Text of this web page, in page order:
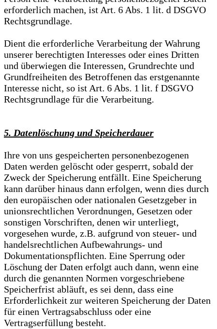
erforderlich machen, ist Art. 6 Abs. 1 lit. d DSGVO
Rechtsgrundlage.
Dient die erforderliche Verarbeitung der Wahrung
unserer berechtigten Interesses oder eines Dritten
und überwiegen die Interessen, Grundrechte und
Grundfreiheiten des Betroffenen das erstgenannte
Interesse nicht, so ist Art. 6 Abs. 1 lit. f DSGVO
Rechtsgrundlage für die Verarbeitung.
5. Datenlöschung und Speicherdauer
Ihre von uns gespeicherten personenbezogenen
Daten werden gelöscht oder gesperrt, sobald der
Zweck der Speicherung entfällt. Eine Speicherung
kann darüber hinaus dann erfolgen, wenn dies durch
den europäischen oder nationalen Gesetzgeber in
unionsrechtlichen Verordnungen, Gesetzen oder
sonstigen Vorschriften, denen wir unterliegt,
vorgesehen wurde, z.B. aufgrund von steuer- und
handelsrechtlichen Aufbewahrungs- und
Dokumentationspflichten. Eine Sperrung oder
Löschung der Daten erfolgt auch dann, wenn eine
durch die genannten Normen vorgeschriebene
Speicherfrist abläuft, es sei denn, dass eine
Erforderlichkeit zur weiteren Speicherung der Daten
für einen Vertragsabschluss oder eine
Vertragserfüllung besteht.